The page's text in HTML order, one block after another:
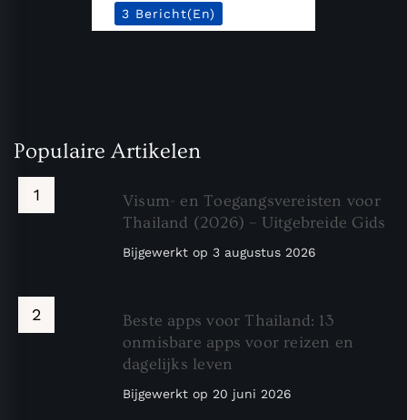
3 Bericht(en)
Populaire Artikelen
Visum- en Toegangsvereisten voor
Thailand (2026) – Uitgebreide Gids
Bijgewerkt op 3 augustus 2026
Beste apps voor Thailand: 13
onmisbare apps voor reizen en
dagelijks leven
Bijgewerkt op 20 juni 2026